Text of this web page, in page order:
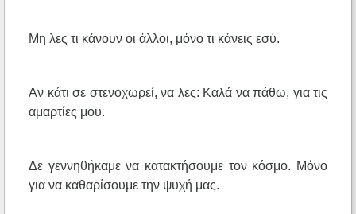
Μη λες τι κάνουν οι άλλοι, μόνο τι κάνεις εσύ.
Αν κάτι σε στενοχωρεί, να λες: Καλά να πάθω, για τις
αμαρτίες μου.
Δε γεννηθήκαμε να κατακτήσουμε τον κόσμο. Μόνο
για να καθαρίσουμε την ψυχή μας.